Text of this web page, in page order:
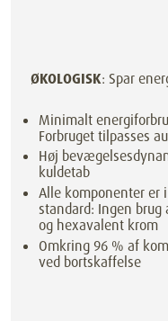
ØKOLOGISK: Spar
Minimalt
Forbruget tilpasses
Høj
kuldetab
Alle komponenter er
standard: Ingen
og hexavalent krom
Omkring 96 % af
ved bortskaffelse